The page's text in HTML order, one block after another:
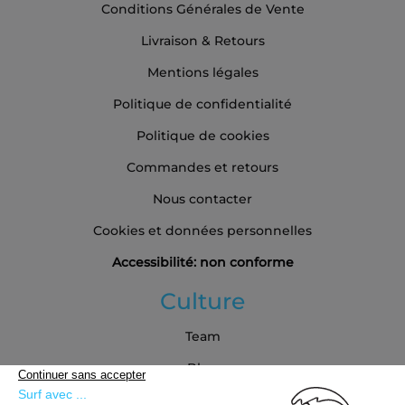
Conditions Générales de Vente
Livraison & Retours
Mentions légales
Politique de confidentialité
Politique de cookies
Commandes et retours
Nous contacter
Cookies et données personnelles
Accessibilité: non conforme
Culture
Team
Blog